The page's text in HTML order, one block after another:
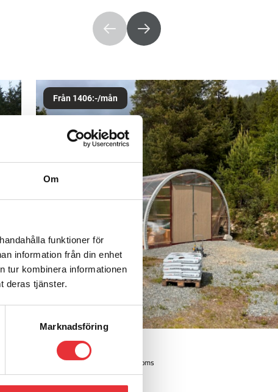
Om
funktioner för
information från din enhet
tur kombinera informationen
deras tjänster.
Marknadsföring
Från 1406:-/mån
Växthus
43 000 exkl. moms
Visa produkt